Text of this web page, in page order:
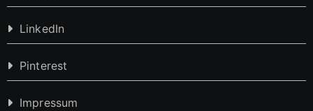
LinkedIn
Pinterest
Impressum